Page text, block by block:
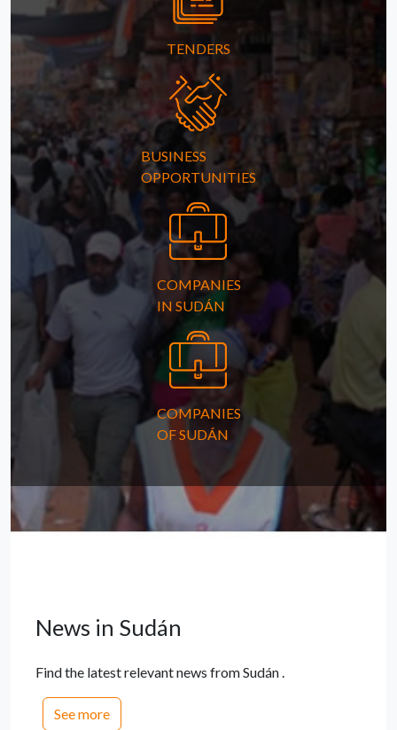
TENDERS
BUSINESS
OPPORTUNITIES
COMPANIES
IN SUDÁN
COMPANIES
OF SUDÁN
News in Sudán
Find the latest relevant news from Sudán .
See more